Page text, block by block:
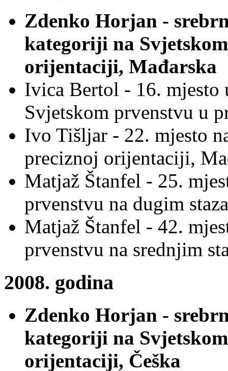
Zdenko Horjan -
kategoriji na
orijentaciji, Mađarska
Ivica Bertol - 16.
Svjetskom prvenstvu u
Ivo Tišljar - 22. mjesto
preciznoj orijentaciji,
Matjaž Štanfel - 25.
prvenstvu na dugim
Matjaž Štanfel - 42.
prvenstvu na srednjim
2008. godina
Zdenko Horjan -
kategoriji na
orijentaciji, Češka